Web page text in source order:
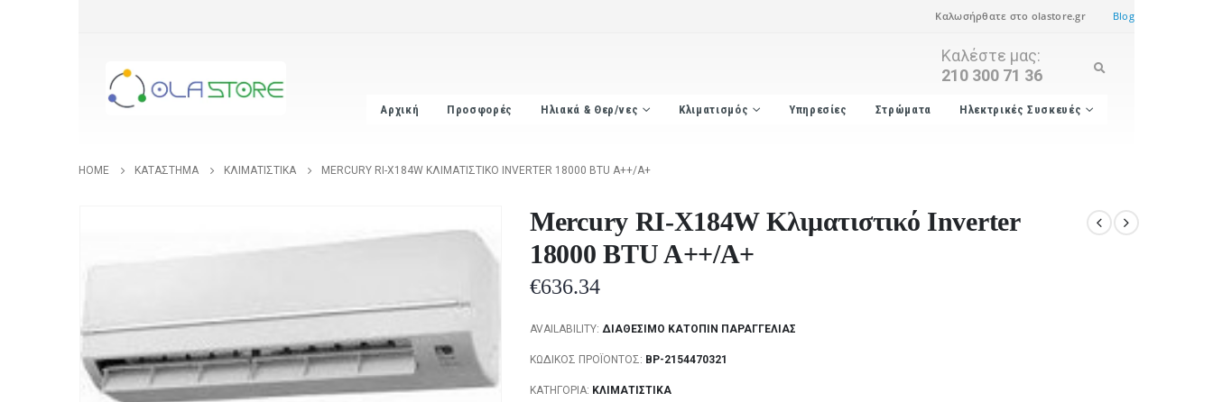
Καλωσήρθατε στο olastore.gr Blog
Καλέστε μας:
210 300 71 36
Αρχική Προσφορές Ηλιακά & Θερ/νες Κλιματισμός Υπηρεσίες Στρώματα Ηλεκτρικές Συσκευές
HOME ΚΑΤΆΣΤΗΜΑ ΚΛΙΜΑΤΙΣΤΙΚΆ MERCURY RI-X184W ΚΛΙΜΑΤΙΣΤΙΚΌ INVERTER 18000 BTU A++/A+
Mercury RI-X184W Κλιματιστικό Inverter
18000 BTU A++/A+
€636.34
AVAILABILITY: ΔΙΑΘΈΣΙΜΟ ΚΑΤΌΠΙΝ ΠΑΡΑΓΓΕΛΊΑΣ
ΚΩΔΙΚΌΣ ΠΡΟΪΌΝΤΟΣ: BP-2154470321
ΚΑΤΗΓΟΡΊΑ: ΚΛΙΜΑΤΙΣΤΙΚΆ